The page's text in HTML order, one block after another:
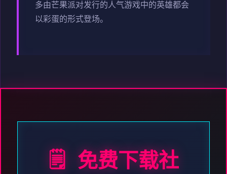
多由芒果派对发行的人气游戏中的英雄都会
以彩蛋的形式登场。
🗒️ 免费下载社